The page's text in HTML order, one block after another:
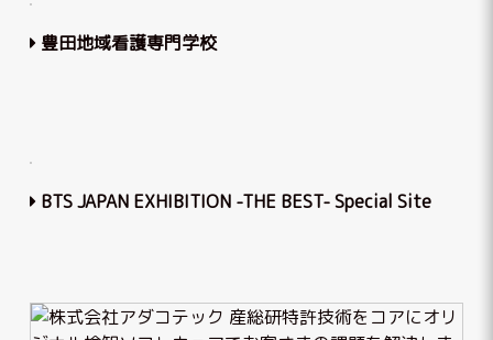
豊田地域看護専門学校
BTS JAPAN EXHIBITION -THE BEST- Special Site